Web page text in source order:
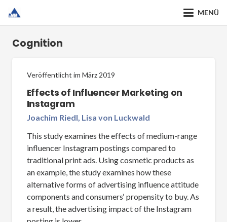
MENÜ
Cognition
Veröffentlicht im März 2019
Effects of Influencer Marketing on
Instagram
Joachim Riedl, Lisa von Luckwald
This study examines the effects of medium-range
influencer Instagram postings compared to
traditional print ads. Using cosmetic products as
an example, the study examines how these
alternative forms of advertising influence attitude
components and consumers‘ propensity to buy. As
a result, the advertising impact of the Instagram